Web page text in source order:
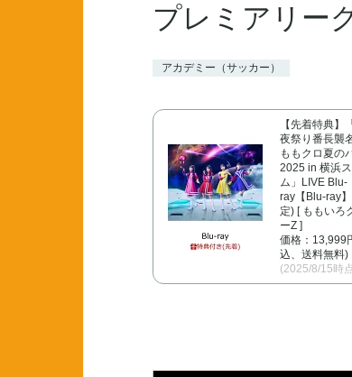
プレミアリー
アカデミー（サッカー）
【先着特典】
夜祭り番長襲
ももクロ夏の
2025 in 横浜
ム」LIVE Blu-
ray【Blu-ray
定) [ ももいろ
ーZ ]
価格：13,999
込、送料無料)
(2025/8/15時